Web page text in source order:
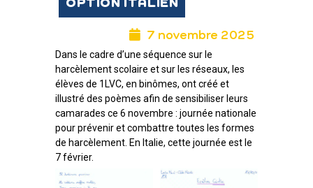
OPTION ITALIEN
7 novembre 2025
Dans le cadre d’une séquence sur le
harcèlement scolaire et sur les réseaux, les
élèves de 1LVC, en binômes, ont créé et
illustré des poèmes afin de sensibiliser leurs
camarades ce 6 novembre : journée nationale
pour prévenir et combattre toutes les formes
de harcèlement. En Italie, cette journée est le
7 février.